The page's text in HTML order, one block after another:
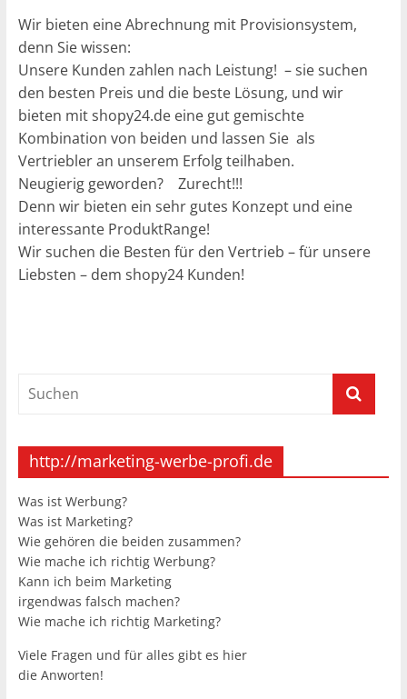
Wir bieten eine Abrechnung mit Provisionsystem,
denn Sie wissen:
Unsere Kunden zahlen nach Leistung! – sie suchen
den besten Preis und die beste Lösung, und wir
bieten mit shopy24.de eine gut gemischte
Kombination von beiden und lassen Sie als
Vertriebler an unserem Erfolg teilhaben.
Neugierig geworden? Zurecht!!!
Denn wir bieten ein sehr gutes Konzept und eine
interessante ProduktRange!
Wir suchen die Besten für den Vertrieb – für unsere
Liebsten – dem shopy24 Kunden!
http://marketing-werbe-profi.de
Was ist Werbung?
Was ist Marketing?
Wie gehören die beiden zusammen?
Wie mache ich richtig Werbung?
Kann ich beim Marketing
irgendwas falsch machen?
Wie mache ich richtig Marketing?
Viele Fragen und für alles gibt es hier
die Anworten!